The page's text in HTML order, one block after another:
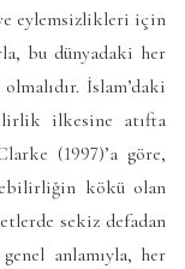
eylemsizlikleri için
bu dünyadaki her
İslam’daki
ilkesine atıfta
(1997)’a göre,
kökü olan
sekiz defadan
anlamıyla, her